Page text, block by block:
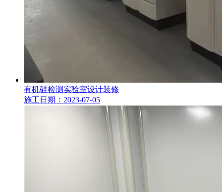
有机硅检测实验室设计装修
施工日期：2023-07-05